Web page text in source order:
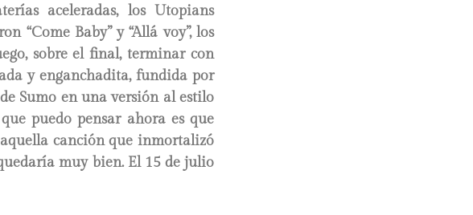
aceleradas, los Utopians
“Come Baby” y “Allá voy”, los
sobre el final, terminar con
y enganchadita, fundida por
Sumo en una versión al estilo
puedo pensar ahora es que
aquella canción que inmortalizó
muy bien. El 15 de julio